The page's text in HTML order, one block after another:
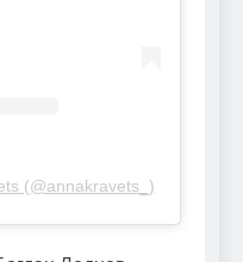
(@annakravets_)